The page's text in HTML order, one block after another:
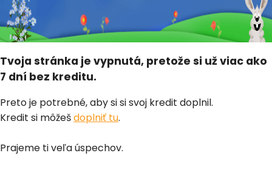
Tvoja stránka je vypnutá, pretože si už viac ako
7 dní bez kreditu.
Preto je potrebné, aby si si svoj kredit doplnil.
Kredit si môžešdoplniť tu.
Prajeme ti veľa úspechov.